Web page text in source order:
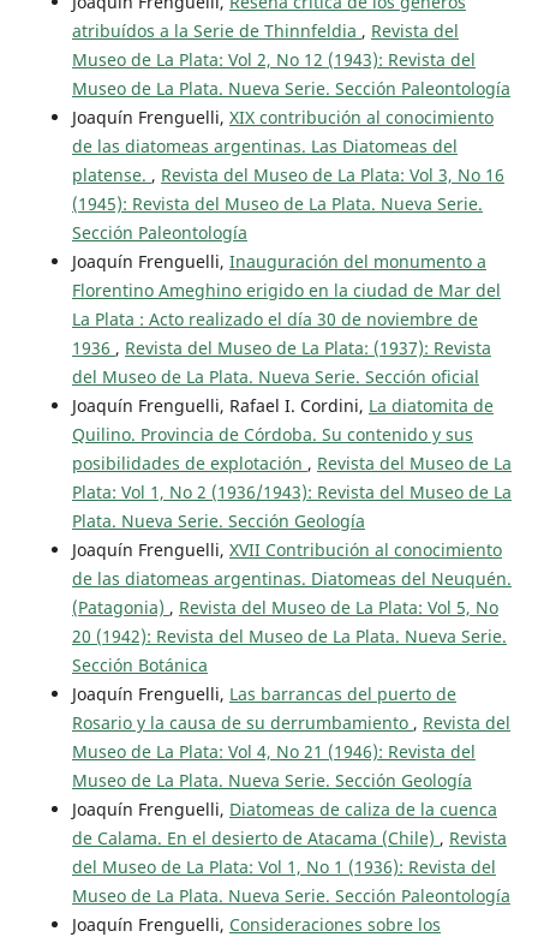
atribuídos a la Serie de Thinnfeldia , Revista del
Museo de La Plata: Vol 2, No 12 (1943): Revista del
Museo de La Plata. Nueva Serie. Sección Paleontología
Joaquín Frenguelli, XIX contribución al conocimiento
de las diatomeas argentinas. Las Diatomeas del
platense. , Revista del Museo de La Plata: Vol 3, No 16
(1945): Revista del Museo de La Plata. Nueva Serie.
Sección Paleontología
Joaquín Frenguelli, Inauguración del monumento a
Florentino Ameghino erigido en la ciudad de Mar del
La Plata : Acto realizado el día 30 de noviembre de
1936 , Revista del Museo de La Plata: (1937): Revista
del Museo de La Plata. Nueva Serie. Sección oficial
Joaquín Frenguelli, Rafael I. Cordini, La diatomita de
Quilino. Provincia de Córdoba. Su contenido y sus
posibilidades de explotación , Revista del Museo de La
Plata: Vol 1, No 2 (1936/1943): Revista del Museo de La
Plata. Nueva Serie. Sección Geología
Joaquín Frenguelli, XVII Contribución al conocimiento
de las diatomeas argentinas. Diatomeas del Neuquén.
(Patagonia) , Revista del Museo de La Plata: Vol 5, No
20 (1942): Revista del Museo de La Plata. Nueva Serie.
Sección Botánica
Joaquín Frenguelli, Las barrancas del puerto de
Rosario y la causa de su derrumbamiento , Revista del
Museo de La Plata: Vol 4, No 21 (1946): Revista del
Museo de La Plata. Nueva Serie. Sección Geología
Joaquín Frenguelli, Diatomeas de caliza de la cuenca
de Calama. En el desierto de Atacama (Chile) , Revista
del Museo de La Plata: Vol 1, No 1 (1936): Revista del
Museo de La Plata. Nueva Serie. Sección Paleontología
Joaquín Frenguelli, Consideraciones sobre los